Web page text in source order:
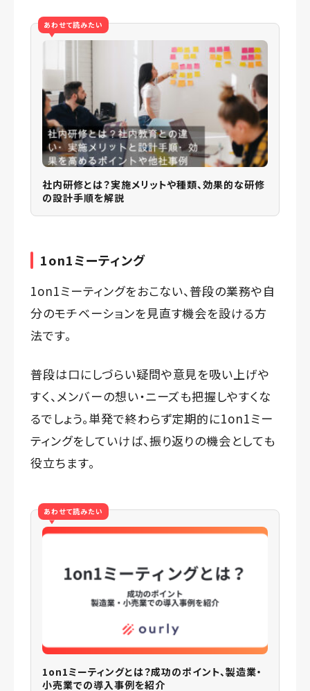
あわせて読みたい
社内研修とは？実施メリットや種類、効果的な研修
の設計手順を解説
1on1ミーティング
1on1ミーティングをおこない、普段の業務や自
分のモチベーションを見直す機会を設ける方
法です。
普段は口にしづらい疑問や意見を吸い上げや
すく、メンバーの想い・ニーズも把握しやすくな
るでしょう。単発で終わらず定期的に1on1ミー
ティングをしていけば、振り返りの機会としても
役立ちます。
あわせて読みたい
1on1ミーティングとは？成功のポイント、製造業・
小売業での導入事例を紹介